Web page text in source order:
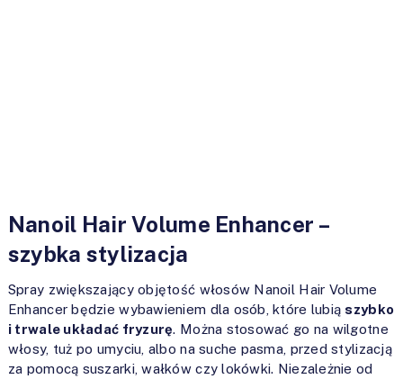
Nanoil Hair Volume Enhancer –
szybka stylizacja
Spray zwiększający objętość włosów Nanoil Hair Volume
Enhancer będzie wybawieniem dla osób, które lubią szybko
i trwale układać fryzurę. Można stosować go na wilgotne
włosy, tuż po umyciu, albo na suche pasma, przed stylizacją
za pomocą suszarki, wałków czy lokówki. Niezależnie od